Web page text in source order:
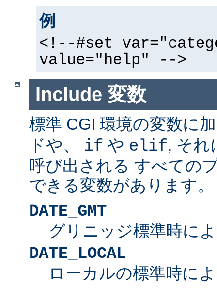
例
<!--#set
value="help" -->
Include 変数
標準 CGI 環境の変数に
ドや、 if や elif, それ
呼び出される すべての
できる変数があります。
DATE_GMT
グリニッジ標準時に
DATE_LOCAL
ローカルの標準時に